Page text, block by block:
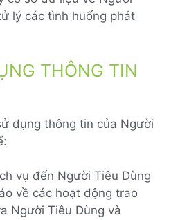
lý các tình huống phát
THÔNG TIN
dụng thông tin của Người
vụ đến Người Tiêu Dùng
về các hoạt động trao
Người Tiêu Dùng và